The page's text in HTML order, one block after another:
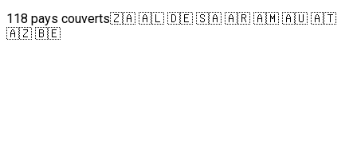
118 pays couverts🇿🇦 🇦🇱 🇩🇪 🇸🇦 🇦🇷 🇦🇲 🇦🇺 🇦🇹
🇦🇿 🇧🇪